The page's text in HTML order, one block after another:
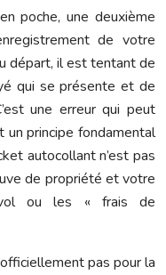
poche, une deuxième
de votre
départ, il est tentant de
qui se présente et de
une erreur qui peut
principe fondamental
autocollant n’est pas
de propriété et votre
ou les « frais de
pas pour la